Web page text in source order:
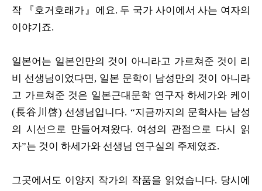
작 『호거호래가』에요. 두 국가 사이에서 사는 여자의
이야기죠.
일본어는 일본인만의 것이 아니라고 가르쳐준 것이 리
비 선생님이었다면, 일본 문학이 남성만의 것이 아니라
고 가르쳐준 것은 일본근대문학 연구자 하세가와 케이
(長谷川啓) 선생님입니다. “지금까지의 문학사는 남성
의 시선으로 만들어져왔다. 여성의 관점으로 다시 읽
자”는 것이 하세가와 선생님 연구실의 주제였죠.
그곳에서도 이양지 작가의 작품을 읽었습니다. 당시에